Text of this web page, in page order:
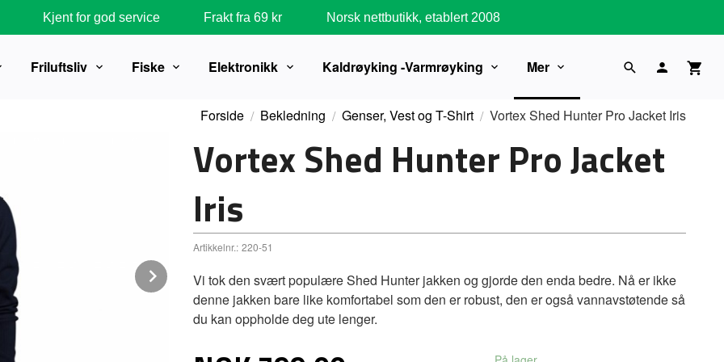
Kjent for god service Frakt fra 69 kr Norsk nettbutikk, etablert 2008
Friluftsliv Fiske Elektronikk Kaldrøyking -Varmrøyking Mer
Forside Bekledning Genser, Vest og T-Shirt Vortex Shed Hunter Pro Jacket Iris
Next
Vortex Shed Hunter Pro Jacket
Iris
Artikkelnr.: 220-51
Vi tok den svært populære Shed Hunter jakken og gjorde den enda bedre. Nå er ikke
denne jakken bare like komfortabel som den er robust, den er også vannavstøtende så
du kan oppholde deg ute lenger.